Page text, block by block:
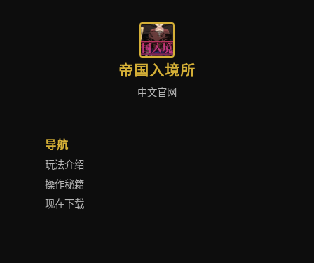
帝国入境所
中文官网
导航
玩法介绍
操作秘籍
现在下载